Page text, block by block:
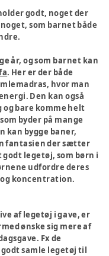
godt, noget der
som barnet både
år, og som barnet kan
. Her er der både
hvor man
Den kan også
og bare komme helt
byder på mange
kan bygge baner,
fantasien der sætter
legetøj, som børn i
udfordre deres
koncentration.
af legetøj i gave, er
ønske sig mere af
Fx de
samle legetøj til